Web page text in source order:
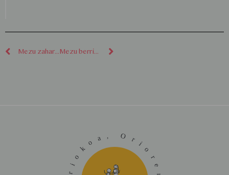
Mezu zaharragoak Mezu berriagoak